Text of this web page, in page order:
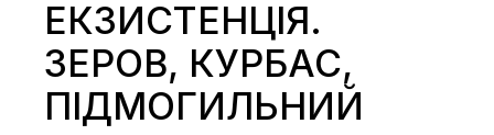
ЕКЗИСТЕНЦІЯ.
ЗЕРОВ, КУРБАС,
ПІДМОГИЛЬНИЙ